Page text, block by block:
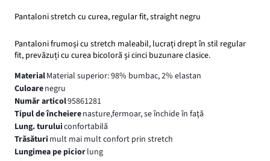
Pantaloni stretch cu curea, regular fit, straight negru
Pantaloni frumoși cu stretch maleabil, lucrați drept în stil regular
fit, prevăzuți cu curea bicoloră și cinci buzunare clasice.
MaterialMaterial superior: 98% bumbac, 2% elastan
Culoarenegru
Număr articol95861281
Tipul de încheierenasture,fermoar, se închide în faţă
Lung. turuluiconfortabilă
Trăsături mult mai mult confort prin stretch
Lungimea pe piciorlung